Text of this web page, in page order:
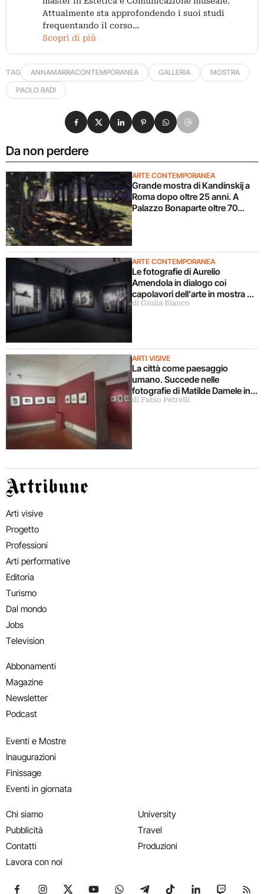
Attualmente sta approfondendo i suoi studi
frequentando il corso…
Scopri di più
TAG ANNAMARRACONTEMPORANEA GALLERIA
MOSTRA
PAOLO RADI
Da non perdere
ARTE CONTEMPORANEA
Grande mostra di Kandinskij a
Roma dopo oltre 25 anni. A
Palazzo Bonaparte oltre 70
ARTE CONTEMPORANEA
Le fotografie di Aurelio
Amendola in dialogo coi
capolavori dell’arte in mostra a
Milano
di Giulia Bianco
ARTI VISIVE
La città come paesaggio
umano. Succede nelle
fotografie di Matilde Damele in
mostra a Roma
di Fabio Petrelli
Condividi su Facebook
Condividi su X
Condividi su LinkedIn
Condividi su Pinterest
Condividi su WhatsApp
Condividi su Email
Artribune
Arti visive
Progetto
Professioni
Arti performative
Editoria
Turismo
Dal mondo
Jobs
Television
Abbonamenti
Magazine
Newsletter
Podcast
Eventi e Mostre
Inaugurazioni
Finissage
Eventi in giornata
Chi siamo
Pubblicità
Contatti
Lavora con noi
University
Travel
Produzioni
Seguici su Facebook
Seguici su Instagram
Seguici su X
Seguici su YouTube
Seguici su WhatsApp
Seguici su Telegram
Seguici su TikTok
Seguici su
Seguici